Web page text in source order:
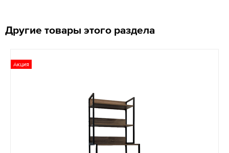
Другие товары этого раздела
Акция